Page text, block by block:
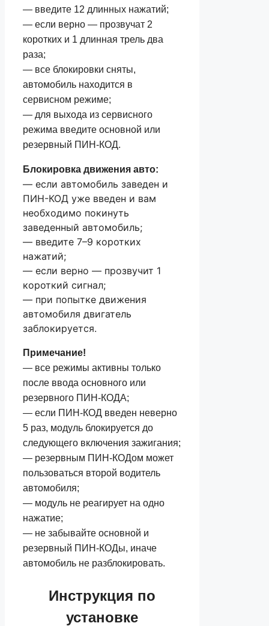
— введите 12 длинных нажатий;
— если верно — прозвучат 2
коротких и 1 длинная трель два
раза;
— все блокировки сняты,
автомобиль находится в
сервисном режиме;
— для выхода из сервисного
режима введите основной или
резервный ПИН-КОД.
Блокировка движения авто:
— если автомобиль заведен и
ПИН-КОД уже введен и вам
необходимо покинуть
заведенный автомобиль;
— введите 7–9 коротких
нажатий;
— если верно — прозвучит 1
короткий сигнал;
— при попытке движения
автомобиля двигатель
заблокируется.
Примечание!
— все режимы активны только
после ввода основного или
резервного ПИН-КОДА;
— если ПИН-КОД введен неверно
5 раз, модуль блокируется до
следующего включения зажигания;
— резервным ПИН-КОДом может
пользоваться второй водитель
автомобиля;
— модуль не реагирует на одно
нажатие;
— не забывайте основной и
резервный ПИН-КОДы, иначе
автомобиль не разблокировать.
Инструкция по
установке